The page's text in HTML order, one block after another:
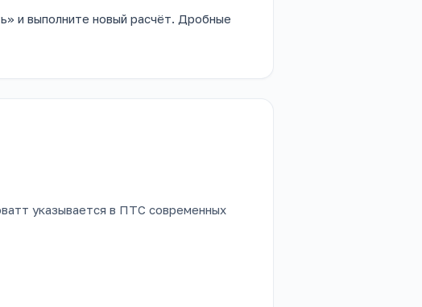
и выполните новый расчёт. Дробные
указывается в ПТС современных